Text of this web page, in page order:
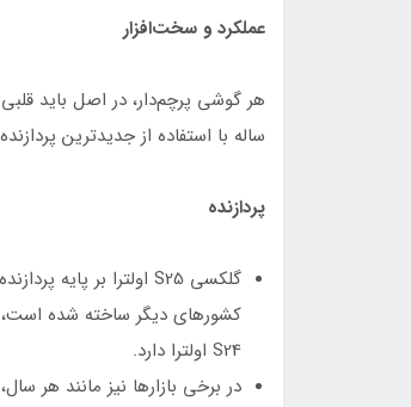
عملکرد و سخت‌افزار
ساله با استفاده از جدیدترین
پردازنده
S24 اولترا دارد.
در برخی بازارها نیز مانند هر